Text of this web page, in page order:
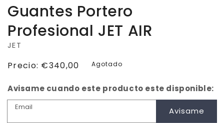
Guantes Portero
Profesional JET AIR
JET
Precio
Precio: €340,00 Agotado
Avisame cuando este producto este disponible:
Email Avisame